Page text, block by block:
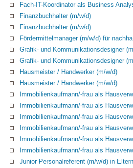
Fach-IT-Koordinator als Business
Finanzbuchhalter (m/w/d)
Finanzbuchhalter (m/w/d)
Fördermittelmanager (m/w/d) für
Grafik- und Kommunikationsdesigner
Grafik- und Kommunikationsdesigner
Hausmeister / Handwerker (m/w/d)
Hausmeister / Handwerker (m/w/d)
Immobilienkaufmann/-frau als
Immobilienkaufmann/-frau als
Immobilienkaufmann/-frau als
Immobilienkaufmann/-frau als
Immobilienkaufmann/-frau als
Immobilienkaufmann/-frau als
Junior Personalreferent (m/w/d) in